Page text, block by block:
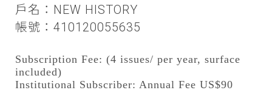
戶名：NEW HISTORY
帳號：410120055635
Subscription Fee: (4 issues/ per year, surface
included)
Institutional Subscriber: Annual Fee US$90